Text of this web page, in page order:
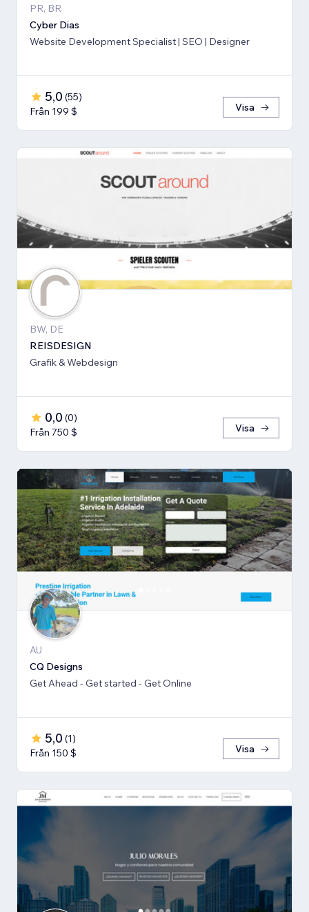
PR, BR
Cyber Dias
Website Development Specialist | SEO | Designer
5,0 (55)
Från 199 $
Visa
BW, DE
REISDESIGN
Grafik & Webdesign
0,0 (0)
Från 750 $
Visa
AU
CQ Designs
Get Ahead - Get started - Get Online
5,0 (1)
Från 150 $
Visa